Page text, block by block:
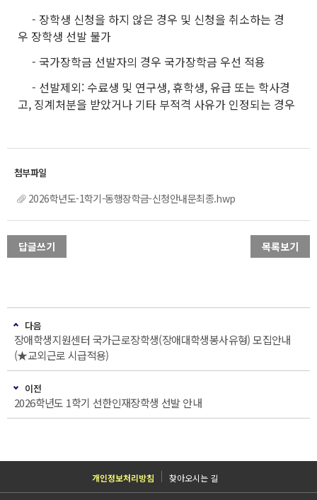
- 장학생 신청을 하지 않은 경우 및 신청을 취소하는 경
우 장학생 선발 불가
- 국가장학금 선발자의 경우 국가장학금 우선 적용
- 선발제외: 수료생 및 연구생, 휴학생, 유급 또는 학사경
고, 징계처분을 받았거나 기타 부적격 사유가 인정되는 경우
2026학년도-1학기-동행장학금-신청안내문최종.hwp
답글쓰기 목록보기
다음
장애학생지원센터 국가근로장학생(장애대학생봉사유형) 모집안내
(★교외근로 시급적용)
이전
2026학년도 1학기 선한인재장학생 선발 안내
개인정보처리방침 찾아오시는 길